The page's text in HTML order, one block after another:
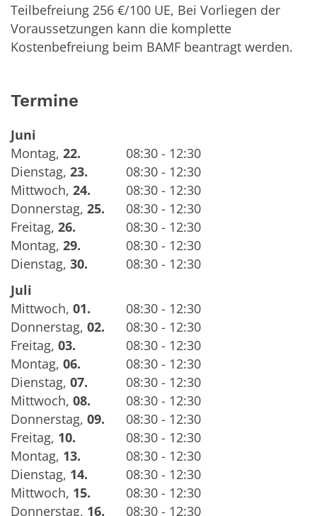
Teilbefreiung 256 €/100 UE, Bei Vorliegen der
Voraussetzungen kann die komplette
Kostenbefreiung beim BAMF beantragt werden.
Termine
Juni
Montag, 22.
08:30 - 12:30
Dienstag, 23.
08:30 - 12:30
Mittwoch, 24.
08:30 - 12:30
Donnerstag, 25.
08:30 - 12:30
Freitag, 26.
08:30 - 12:30
Montag, 29.
08:30 - 12:30
Dienstag, 30.
08:30 - 12:30
Juli
Mittwoch, 01.
08:30 - 12:30
Donnerstag, 02.
08:30 - 12:30
Freitag, 03.
08:30 - 12:30
Montag, 06.
08:30 - 12:30
Dienstag, 07.
08:30 - 12:30
Mittwoch, 08.
08:30 - 12:30
Donnerstag, 09.
08:30 - 12:30
Freitag, 10.
08:30 - 12:30
Montag, 13.
08:30 - 12:30
Dienstag, 14.
08:30 - 12:30
Mittwoch, 15.
08:30 - 12:30
Donnerstag, 16. 08:30 - 12:30